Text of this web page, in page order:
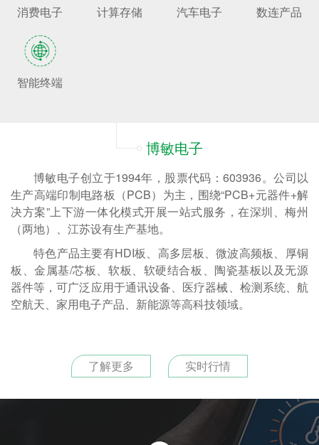
消费电子 计算存储 汽车电子 数连产品
智能终端
博敏电子
博敏电子创立于1994年，股票代码：603936。公司以
生产高端印制电路板（PCB）为主，围绕“PCB+元器件+解
决方案”上下游一体化模式开展一站式服务，在深圳、梅州
（两地）、江苏设有生产基地。
特色产品主要有HDI板、高多层板、微波高频板、厚铜
板、金属基/芯板、软板、软硬结合板、陶瓷基板以及无源
器件等，可广泛应用于通讯设备、医疗器械、检测系统、航
空航天、家用电子产品、新能源等高科技领域。
了解更多 实时行情